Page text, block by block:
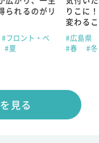
れるのがリ
ロント・ベ
りこに！
変わること
#広島県
#
#春
#冬
見る